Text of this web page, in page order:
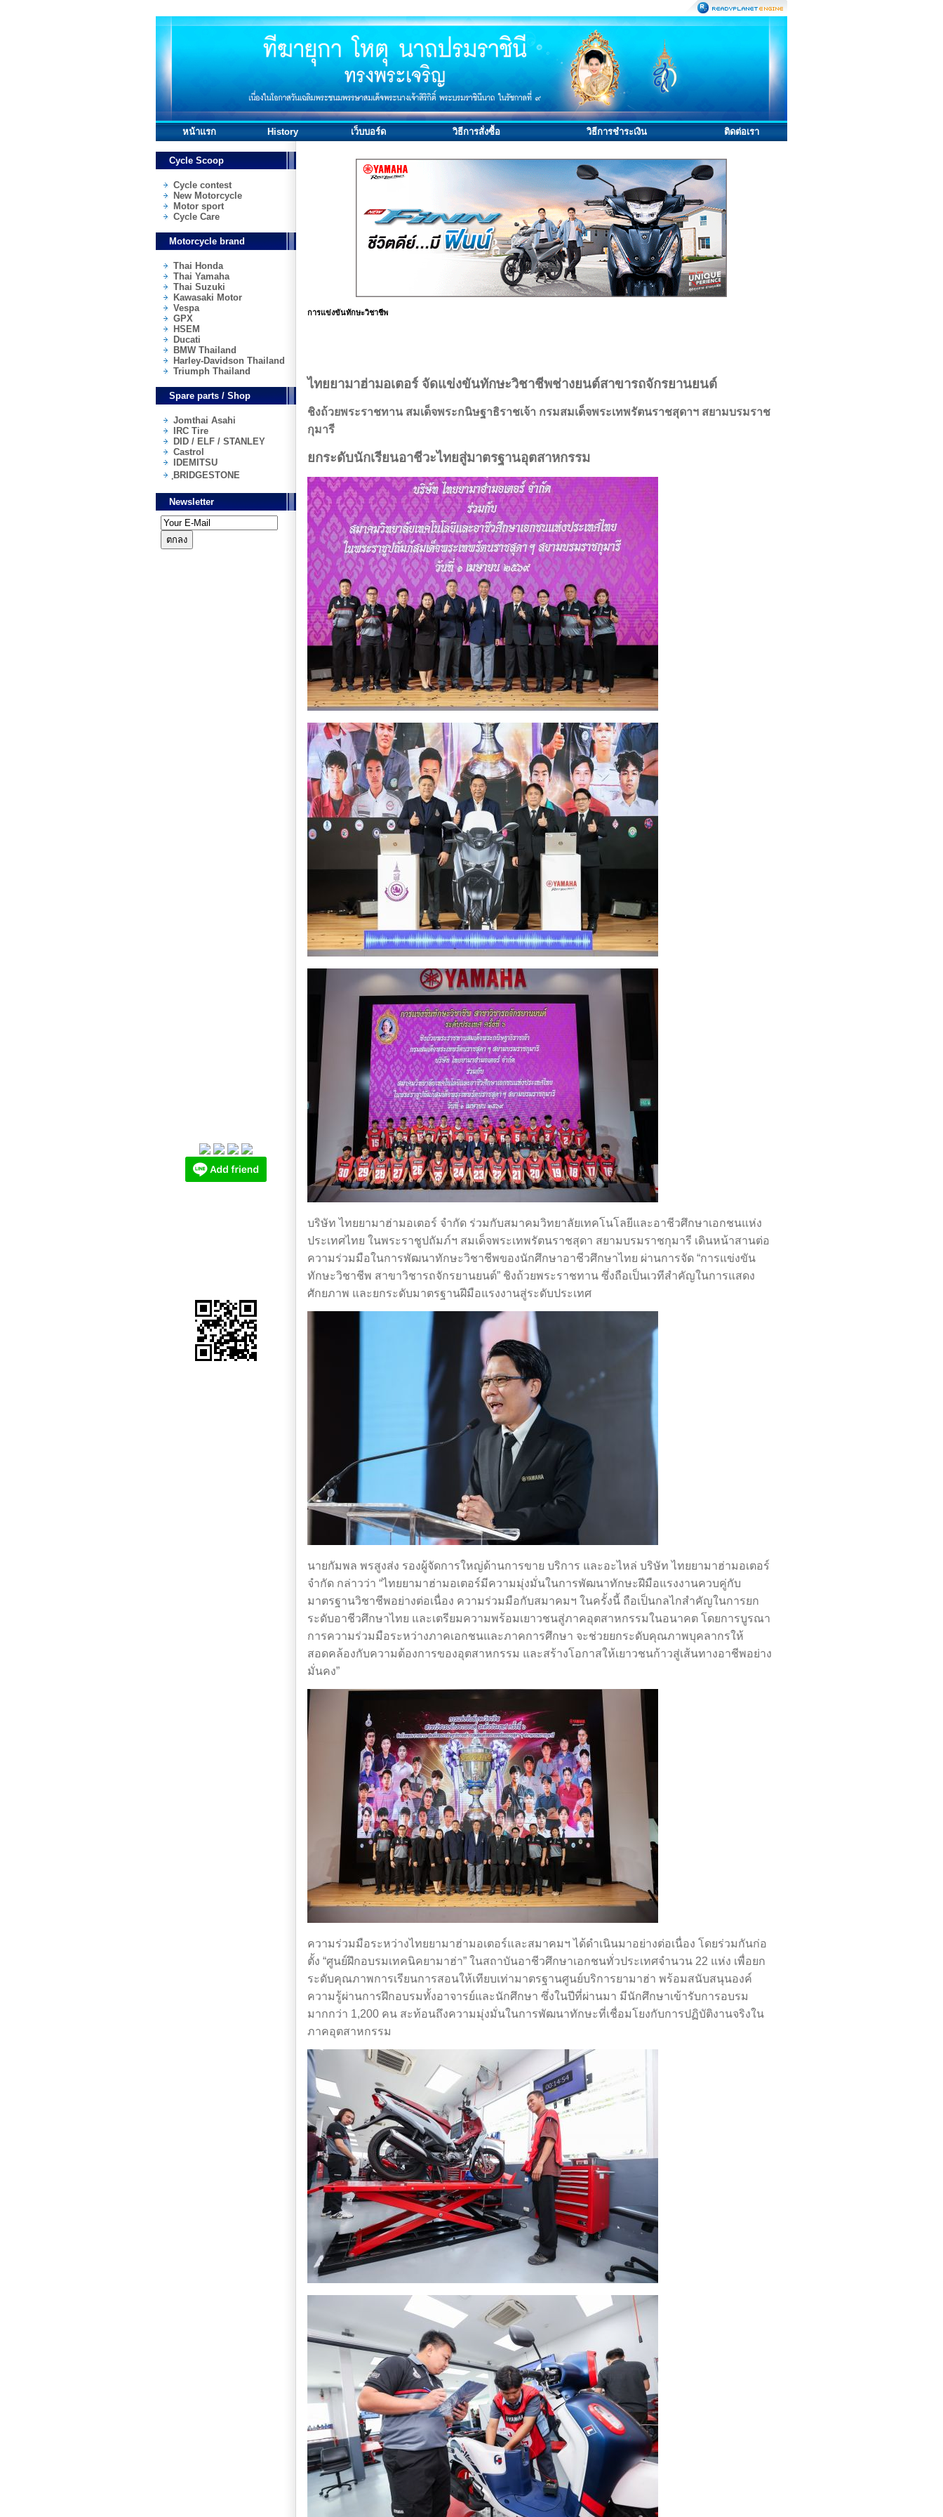
หน้าแรก History เว็บบอร์ด วิธีการสั่งซื้อ วิธีการชำระเงิน ติดต่อเรา
Cycle Scoop
Cycle contest
New Motorcycle
Motor sport
Cycle Care
Motorcycle brand
Thai Honda
Thai Yamaha
Thai Suzuki
Kawasaki Motor
Vespa
GPX
HSEM
Ducati
BMW Thailand
Harley-Davidson Thailand
Triumph Thailand
Spare parts / Shop
Jomthai Asahi
IRC Tire
DID / ELF / STANLEY
Castrol
IDEMITSU
ฺBRIDGESTONE
Newsletter
การแข่งขันทักษะวิชาชีพ
ไทยยามาฮ่ามอเตอร์ จัดแข่งขันทักษะวิชาชีพช่างยนต์สาขารถจักรยานยนต์
ชิงถ้วยพระราชทาน สมเด็จพระกนิษฐาธิราชเจ้า กรมสมเด็จพระเทพรัตนราชสุดาฯ สยามบรมราช
กุมารี
ยกระดับนักเรียนอาชีวะไทยสู่มาตรฐานอุตสาหกรรม
บริษัท ไทยยามาฮ่ามอเตอร์ จำกัด ร่วมกับสมาคมวิทยาลัยเทคโนโลยีและอาชีวศึกษาเอกชนแห่ง
ประเทศไทย ในพระราชูปถัมภ์ฯ สมเด็จพระเทพรัตนราชสุดา สยามบรมราชกุมารี เดินหน้าสานต่อ
ความร่วมมือในการพัฒนาทักษะวิชาชีพของนักศึกษาอาชีวศึกษาไทย ผ่านการจัด “การแข่งขัน
ทักษะวิชาชีพ สาขาวิชารถจักรยานยนต์” ชิงถ้วยพระราชทาน ซึ่งถือเป็นเวทีสำคัญในการแสดง
ศักยภาพ และยกระดับมาตรฐานฝีมือแรงงานสู่ระดับประเทศ
นายกัมพล พรสูงส่ง รองผู้จัดการใหญ่ด้านการขาย บริการ และอะไหล่ บริษัท ไทยยามาฮ่ามอเตอร์
จำกัด กล่าวว่า “ไทยยามาฮ่ามอเตอร์มีความมุ่งมั่นในการพัฒนาทักษะฝีมือแรงงานควบคู่กับ
มาตรฐานวิชาชีพอย่างต่อเนื่อง ความร่วมมือกับสมาคมฯ ในครั้งนี้ ถือเป็นกลไกสำคัญในการยก
ระดับอาชีวศึกษาไทย และเตรียมความพร้อมเยาวชนสู่ภาคอุตสาหกรรมในอนาคต โดยการบูรณา
การความร่วมมือระหว่างภาคเอกชนและภาคการศึกษา จะช่วยยกระดับคุณภาพบุคลากรให้
สอดคล้องกับความต้องการของอุตสาหกรรม และสร้างโอกาสให้เยาวชนก้าวสู่เส้นทางอาชีพอย่าง
มั่นคง”
ความร่วมมือระหว่างไทยยามาฮ่ามอเตอร์และสมาคมฯ ได้ดำเนินมาอย่างต่อเนื่อง โดยร่วมกันก่อ
ตั้ง “ศูนย์ฝึกอบรมเทคนิคยามาฮ่า” ในสถาบันอาชีวศึกษาเอกชนทั่วประเทศจำนวน 22 แห่ง เพื่อยก
ระดับคุณภาพการเรียนการสอนให้เทียบเท่ามาตรฐานศูนย์บริการยามาฮ่า พร้อมสนับสนุนองค์
ความรู้ผ่านการฝึกอบรมทั้งอาจารย์และนักศึกษา ซึ่งในปีที่ผ่านมา มีนักศึกษาเข้ารับการอบรม
มากกว่า 1,200 คน สะท้อนถึงความมุ่งมั่นในการพัฒนาทักษะที่เชื่อมโยงกับการปฏิบัติงานจริงใน
ภาคอุตสาหกรรม